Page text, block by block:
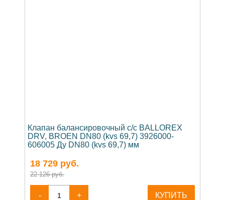
Клапан балансировочный c/c BALLOREX
DRV, BROEN DN80 (kvs 69,7) 3926000-
606005 Ду DN80 (kvs 69,7) мм
18 729 руб.
22 126 руб.
- + КУПИТЬ